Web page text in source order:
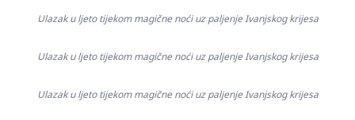
Ulazak u ljeto tijekom magične noći uz paljenje Ivanjskog krijesa
Ulazak u ljeto tijekom magične noći uz paljenje Ivanjskog krijesa
Ulazak u ljeto tijekom magične noći uz paljenje Ivanjskog krijesa